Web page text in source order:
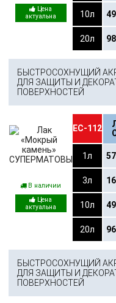
10л
20л
БЫСТРОСОХНУЩИЙ
ДЛЯ ЗАЩИТЫ И
ПОВЕРХНОСТЕЙ
В наличии
ЕС-112
1л
3л
10л
20л
БЫСТРОСОХНУЩИЙ
ДЛЯ ЗАЩИТЫ И
ПОВЕРХНОСТЕЙ